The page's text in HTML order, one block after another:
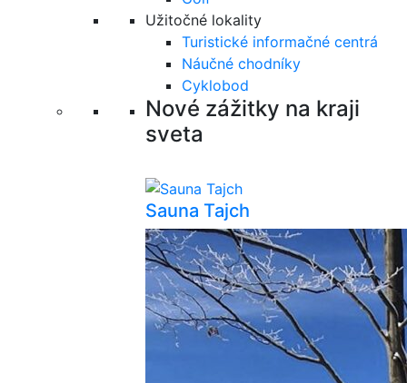
Užitočné lokality
Turistické informačné centrá
Náučné chodníky
Cyklobod
Nové zážitky na kraji
sveta
Sauna Tajch